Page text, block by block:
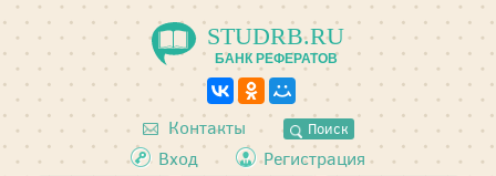
STUDRB.RU
БАНК РЕФЕРАТОВ
Контакты Поиск
Вход Регистрация